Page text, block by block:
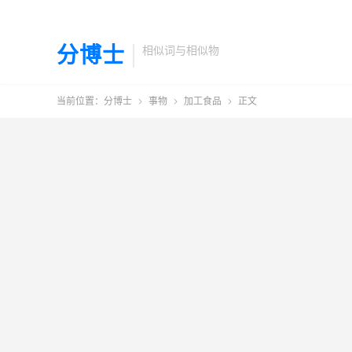
分博士 相似词与相似物
当前位置： 分博士  事物  加工食品  正文